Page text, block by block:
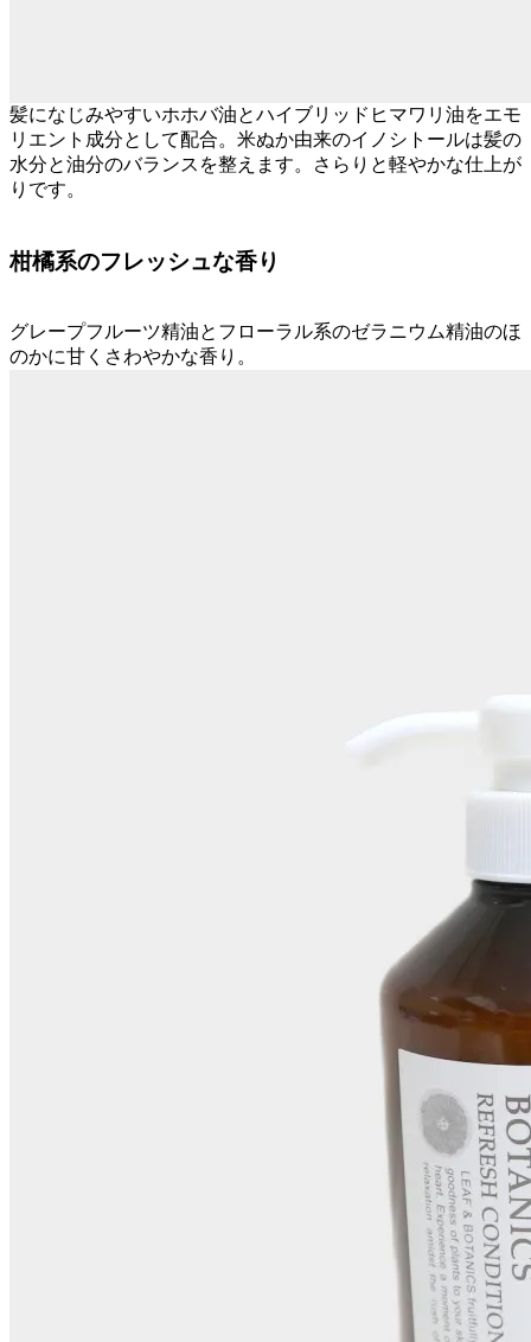
髪になじみやすいホホバ油とハイブリッドヒマワリ油をエモ
リエント成分として配合。米ぬか由来のイノシトールは髪の
水分と油分のバランスを整えます。さらりと軽やかな仕上が
りです。
柑橘系のフレッシュな香り
グレープフルーツ精油とフローラル系のゼラニウム精油のほ
のかに甘くさわやかな香り。